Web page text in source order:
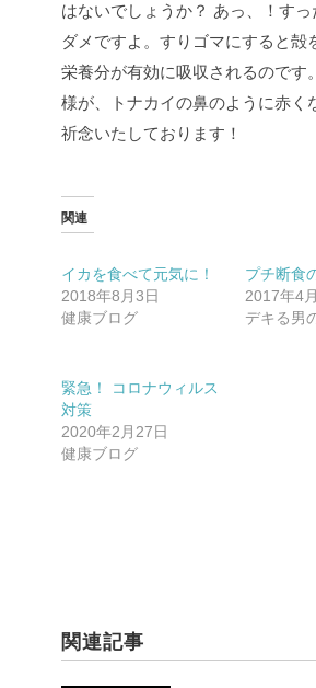
はないでしょうか？ あっ、！すっ
ダメですよ。すりゴマにすると殻
栄養分が有効に吸収されるのです。
様が、トナカイの鼻のように赤く
祈念いたしております！
関連
イカを食べて元気に！
2018年8月3日
健康ブログ
プチ断食
2017年4
デキる男
緊急！ コロナウィルス
対策
2020年2月27日
健康ブログ
関連記事